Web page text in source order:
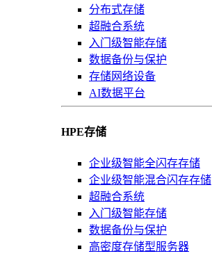
分布式存储
超融合系统
入门级智能存储
数据备份与保护
存储网络设备
AI数据平台
HPE存储
企业级智能全闪存存储
企业级智能混合闪存存储
超融合系统
入门级智能存储
数据备份与保护
高密度存储型服务器